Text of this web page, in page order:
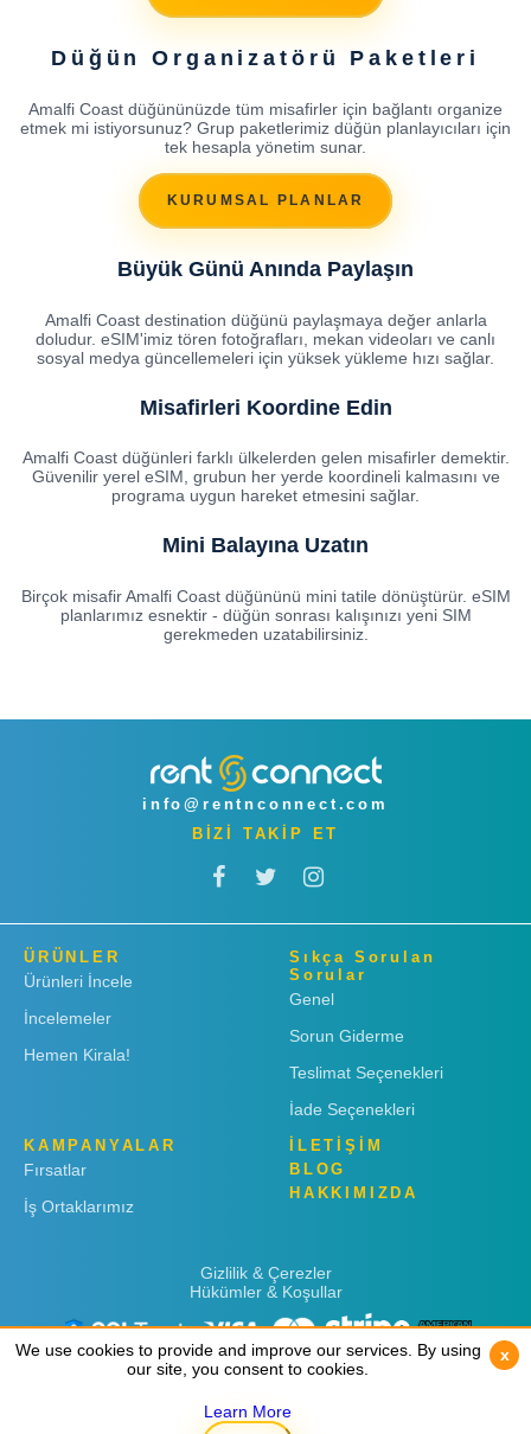
Düğün Organizatörü Paketleri
Amalfi Coast düğününüzde tüm misafirler için bağlantı organize
etmek mi istiyorsunuz? Grup paketlerimiz düğün planlayıcıları için
tek hesapla yönetim sunar.
KURUMSAL PLANLAR
Büyük Günü Anında Paylaşın
Amalfi Coast destination düğünü paylaşmaya değer anlarla
doludur. eSIM'imiz tören fotoğrafları, mekan videoları ve canlı
sosyal medya güncellemeleri için yüksek yükleme hızı sağlar.
Misafirleri Koordine Edin
Amalfi Coast düğünleri farklı ülkelerden gelen misafirler demektir.
Güvenilir yerel eSIM, grubun her yerde koordineli kalmasını ve
programa uygun hareket etmesini sağlar.
Mini Balayına Uzatın
Birçok misafir Amalfi Coast düğününü mini tatile dönüştürür. eSIM
planlarımız esnektir - düğün sonrası kalışınızı yeni SIM
gerekmeden uzatabilirsiniz.
info@rentnconnect.com
BİZİ TAKİP ET
ÜRÜNLER
Ürünleri İncele
İncelemeler
Hemen Kirala!
Sıkça Sorulan
Sorular
Genel
Sorun Giderme
Teslimat Seçenekleri
İade Seçenekleri
KAMPANYALAR
Fırsatlar
İş Ortaklarımız
İLETİŞİM
BLOG
HAKKIMIZDA
Gizlilik & Çerezler
Hükümler & Koşullar
We use cookies to provide and improve our services. By using
our site, you consent to cookies.
Learn More
x
We use cookies to provide and improve our services. By using
our site, you consent to cookies.
Learn More
x